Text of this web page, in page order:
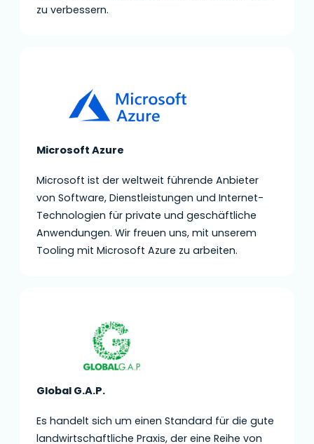
zu verbessern.
Microsoft Azure
Microsoft ist der weltweit führende Anbieter
von Software, Dienstleistungen und Internet-
Technologien für private und geschäftliche
Anwendungen. Wir freuen uns, mit unserem
Tooling mit Microsoft Azure zu arbeiten.
Global G.A.P.
Es handelt sich um einen Standard für die gute
landwirtschaftliche Praxis, der eine Reihe von